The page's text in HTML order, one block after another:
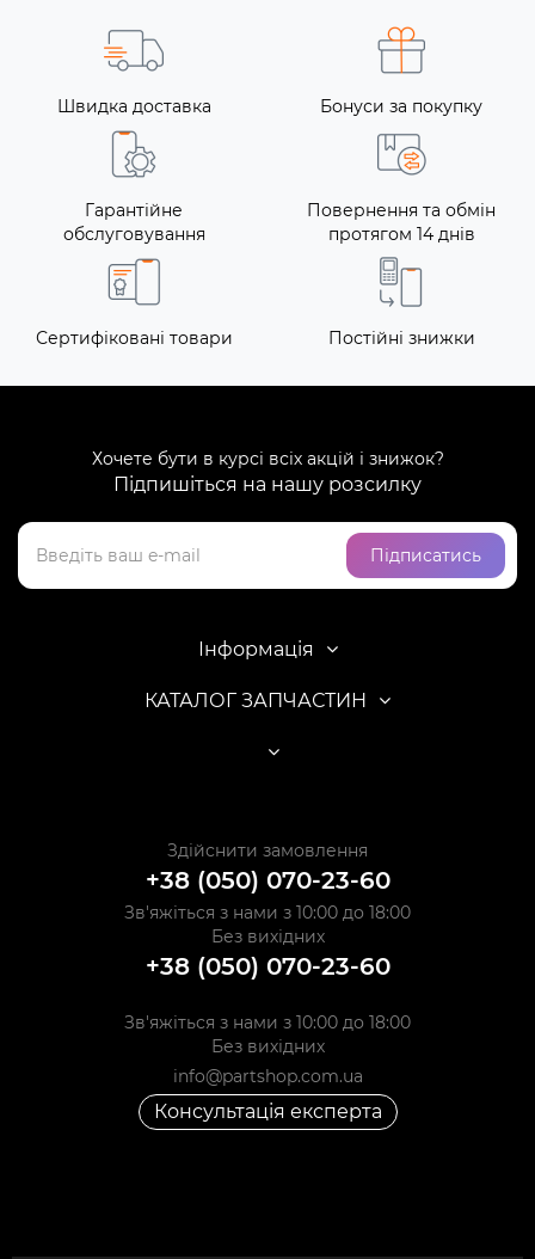
Швидка доставка Бонуси за покупку
Гарантійне
обслуговування
Повернення та обмін
протягом 14 днів
Сертифіковані товари Постійні знижки
Хочете бути в курсі всіх акцій і знижок?
Підпишіться на нашу розсилку
Підписатись
Інформація
КАТАЛОГ ЗАПЧАСТИН
Здійснити замовлення
+38 (050) 070-23-60
Зв'яжіться з нами з 10:00 до 18:00
Без вихідних
+38 (050) 070-23-60
Зв'яжіться з нами з 10:00 до 18:00
Без вихідних
info@partshop.com.ua
Консультація експерта